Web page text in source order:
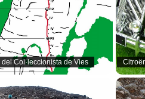
del Col·leccionista de Vies